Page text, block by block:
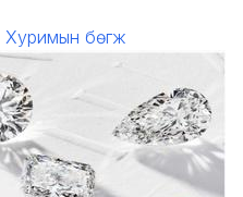
Хуримын бөгж